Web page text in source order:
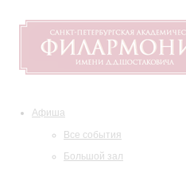
Афиша
Все события
Большой зал